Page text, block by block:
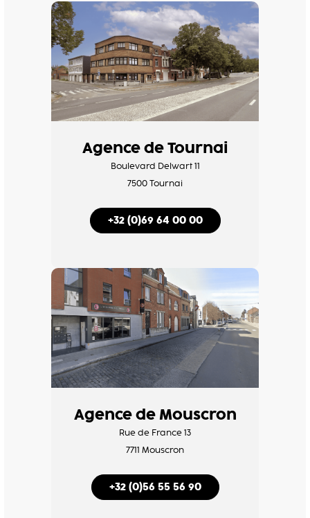
Agence de Tournai
Boulevard Delwart 11
7500 Tournai
+32 (0)69 64 00 00
Agence de Mouscron
Rue de France 13
7711 Mouscron
+32 (0)56 55 56 90